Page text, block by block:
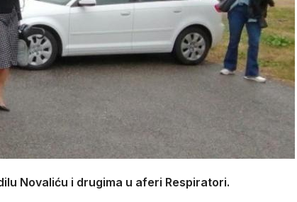
Novaliću i drugima u aferi Respiratori.